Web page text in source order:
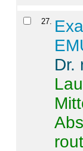
27.
Dr.